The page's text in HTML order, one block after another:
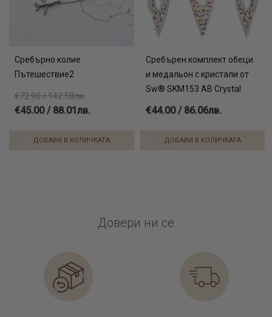
Сребърно колие
Пътешествие2
€72.90 / 142.58лв.
€45.00 / 88.01лв.
ДОБАВИ В КОЛИЧКАТА
Сребърен комплект обеци
и медальон с кристали от
Sw® SKM153 AB Crystal
€44.00 / 86.06лв.
ДОБАВИ В КОЛИЧКАТА
Довери ни се